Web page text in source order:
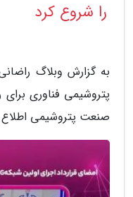
را شروع کرد
به گزارش وبلاگ
صنعت پتروشیمی اطلاع